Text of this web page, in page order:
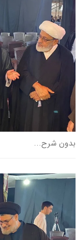
بدون شرح...